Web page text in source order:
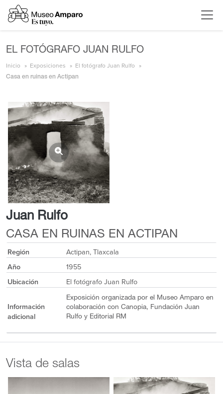
EL FOTÓGRAFO JUAN RULFO
Inicio Exposiciones El fotógrafo Juan Rulfo
Casa en ruinas en Actipan
Juan Rulfo
CASA EN RUINAS EN ACTIPAN
Región
Actipan, Tlaxcala
Año
1955
Ubicación
El fotógrafo Juan Rulfo
Información
adicional
Exposición organizada por el Museo Amparo en
colaboración con Canopia, Fundación Juan
Rulfo y Editorial RM
Vista de salas